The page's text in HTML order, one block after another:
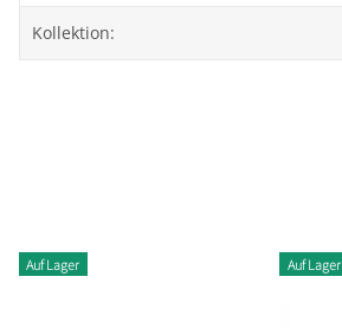
Kollektion:
Auf Lager Auf Lager